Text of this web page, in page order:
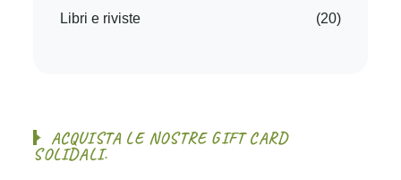
ACQUISTA LE NOSTRE GIFT CARD
SOLIDALI.
Libri e riviste (20)